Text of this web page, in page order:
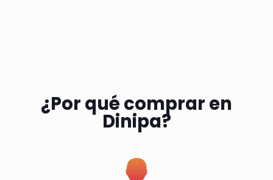
¿Por qué comprar en
Dinipa?